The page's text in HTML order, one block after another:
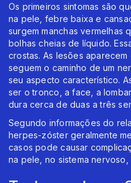
Os primeiros sintomas são
na pele, febre baixa e
surgem manchas vermelhas
bolhas cheias de líquido.
crostas. As lesões
seguem o caminho de um
seu aspecto característico.
ser o tronco, a face, a
dura cerca de duas a três
Segundo informações do
herpes-zóster geralmente
casos pode causar
na pele, no sistema